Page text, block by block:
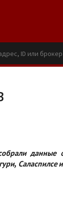
данные
Саласпилсе и